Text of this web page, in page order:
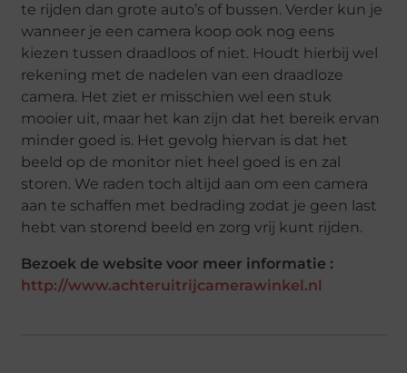
te rijden dan grote auto’s of bussen. Verder kun je
wanneer je een camera koop ook nog eens
kiezen tussen draadloos of niet. Houdt hierbij wel
rekening met de nadelen van een draadloze
camera. Het ziet er misschien wel een stuk
mooier uit, maar het kan zijn dat het bereik ervan
minder goed is. Het gevolg hiervan is dat het
beeld op de monitor niet heel goed is en zal
storen. We raden toch altijd aan om een camera
aan te schaffen met bedrading zodat je geen last
hebt van storend beeld en zorg vrij kunt rijden.
Bezoek de website voor meer informatie :
http://www.achteruitrijcamerawinkel.nl